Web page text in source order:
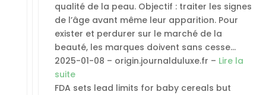
qualité de la peau. Objectif : traiter les signes
de l’âge avant même leur apparition. Pour
exister et perdurer sur le marché de la
beauté, les marques doivent sans cesse…
2025-01-08 – origin.journalduluxe.fr – Lire la
suite
FDA sets lead limits for baby cereals but